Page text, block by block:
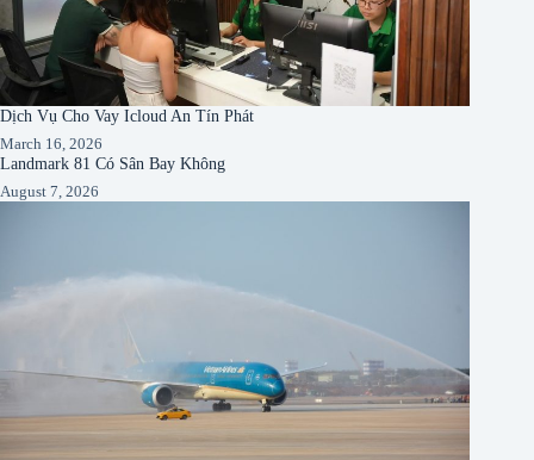
Dịch Vụ Cho Vay Icloud An Tín Phát
March 16, 2026
Landmark 81 Có Sân Bay Không
August 7, 2026